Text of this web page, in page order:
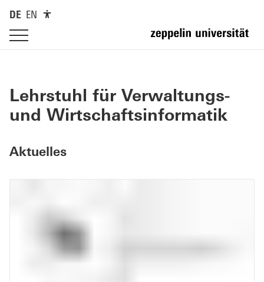
DE EN
Lehrstuhl für Verwaltungs-
und Wirtschaftsinformatik
Aktuelles